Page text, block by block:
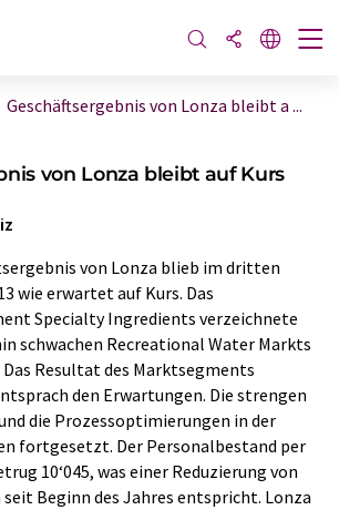
Geschäftsergebnis von Lonza bleibt a ...
von Lonza bleibt auf Kurs
von Lonza blieb im dritten
wie erwartet auf Kurs. Das
Specialty Ingredients verzeichnete
schwachen Recreational Water Markts
Resultat des Marktsegments
den Erwartungen. Die strengen
die Prozessoptimierungen in der
fortgesetzt. Der Personalbestand per
10‘045, was einer Reduzierung von
Beginn des Jahres entspricht. Lonza